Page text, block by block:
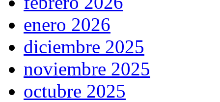
enero 2026
diciembre 2025
noviembre 2025
octubre 2025